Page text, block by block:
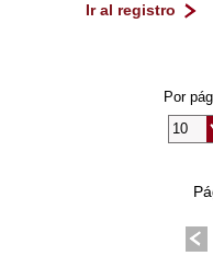
Ir al registro
Por